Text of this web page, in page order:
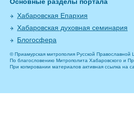
Хабаровская Епархия
Хабаровская духовная семинария
Блогосфера
© Приамурская митрополия Русской Православной
По благословению Митрополита Хабаровского и
При копировании материалов активная ссылка на